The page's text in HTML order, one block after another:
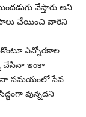
వేస్తారు అని
చేయించి వారిని
ఎన్నోరకాల
చేసినా ఇంకా
సమయంలో సేవ
వున్నదని